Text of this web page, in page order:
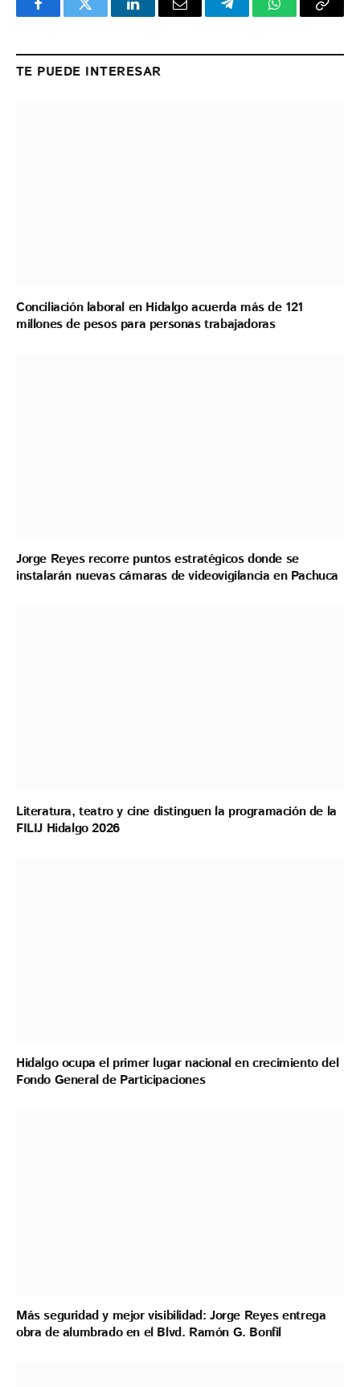
FacebookTwitter LinkedInEmail TelegramWhatsApp
Copy
TE PUEDE INTERESAR
Conciliación laboral en Hidalgo acuerda más de 121
millones de pesos para personas trabajadoras
Jorge Reyes recorre puntos estratégicos donde se
instalarán nuevas cámaras de videovigilancia en Pachuca
Literatura, teatro y cine distinguen la programación de la
FILIJ Hidalgo 2026
Hidalgo ocupa el primer lugar nacional en crecimiento del
Fondo General de Participaciones
Más seguridad y mejor visibilidad: Jorge Reyes entrega
obra de alumbrado en el Blvd. Ramón G. Bonfil